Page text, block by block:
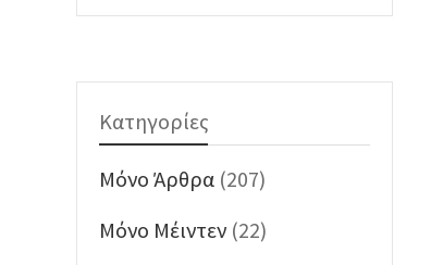
Κατηγορίες
Mόνο Άρθρα (207)
Mόνο Μέιντεν (22)